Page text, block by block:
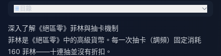
目錄
深入了解《絕區零》菲林與抽卡機制
菲林是《絕區零》中的高級貨幣。每一次抽卡（調頻）固定消耗
160 菲林——十連抽並沒有折扣。